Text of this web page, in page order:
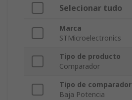
Selecionar tudo
Marca
STMicroelectronics
Tipo de producto
Comparador
Tipo de comparador
Baja Potencia